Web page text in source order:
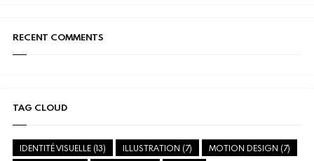
RECENT COMMENTS
TAG CLOUD
IDENTITÉ VISUELLE (13) ILLUSTRATION (7) MOTION DESIGN (7)